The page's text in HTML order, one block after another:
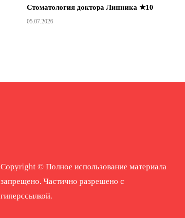
Стоматология доктора Линника ★10
05.07.2026
Copyright © Полное использование материала
запрещено. Частично разрешено с
гиперссылкой.